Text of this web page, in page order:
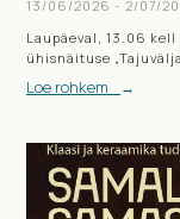
13 /06 /2026 - 2/07/
Laupäeval, 13.06
ühisnäituse
Loe rohkem →